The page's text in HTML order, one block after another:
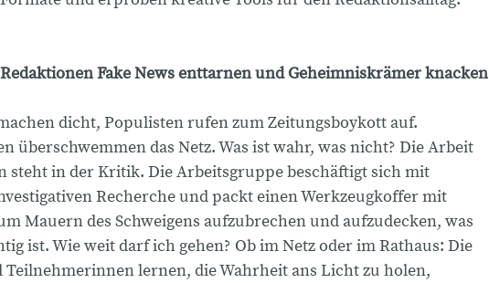
Fake News enttarnen und Geheimniskrämer knacken
dicht, Populisten rufen zum Zeitungsboykott auf.
überschwemmen das Netz. Was ist wahr, was nicht? Die Arbeit
steht in der Kritik. Die Arbeitsgruppe beschäftigt sich mit
Recherche und packt einen Werkzeugkoffer mit
Mauern des Schweigens aufzubrechen und aufzudecken, was
ist. Wie weit darf ich gehen? Ob im Netz oder im Rathaus: Die
lernen, die Wahrheit ans Licht zu holen,